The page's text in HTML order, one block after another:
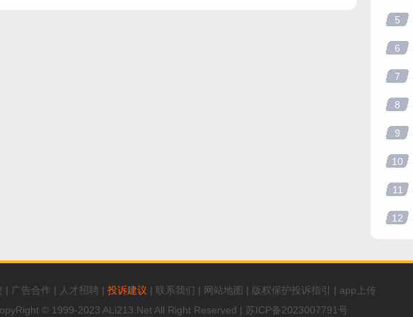
5
6
7
8
9
10
11
12
| 广告合作 | 人才招聘 | 投诉建议 | 联系我们 | 网站地图 | 版权保护投诉指引 | app上传
© 1999-2023 ALi213.Net All Right Reserved | 苏ICP备2023007791号